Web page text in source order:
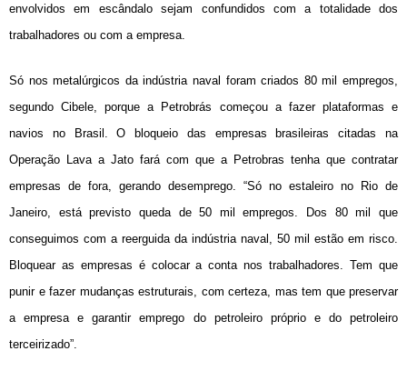
envolvidos em escândalo sejam confundidos com a totalidade dos
trabalhadores ou com a empresa.
Só nos metalúrgicos da indústria naval foram criados 80 mil empregos,
segundo Cibele, porque a Petrobrás começou a fazer plataformas e
navios no Brasil. O bloqueio das empresas brasileiras citadas na
Operação Lava a Jato fará com que a Petrobras tenha que contratar
empresas de fora, gerando desemprego. “Só no estaleiro no Rio de
Janeiro, está previsto queda de 50 mil empregos. Dos 80 mil que
conseguimos com a reerguida da indústria naval, 50 mil estão em risco.
Bloquear as empresas é colocar a conta nos trabalhadores. Tem que
punir e fazer mudanças estruturais, com certeza, mas tem que preservar
a empresa e garantir emprego do petroleiro próprio e do petroleiro
terceirizado”.